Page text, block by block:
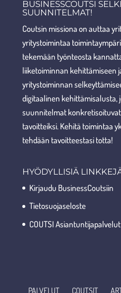
BUSINESSCOUTSI
SUUNNITELMAT!
Coutsin missiona on auttaa
yritystoimintaa
tekemään työnteosta
liiketoiminnan kehittämiseen
yritystoiminnan
digitaalinen kehittämisalusta,
suunnitelmat
tavoitteiksi. Kehitä toimintaa
tehdään tavoitteestasi totta!
HYÖDYLLISIÄ
Kirjaudu BusinessCoutsiin
Tietosuojaseloste
COUTSI Asiantuntijapalvelut
PALVELUT COUTSIT